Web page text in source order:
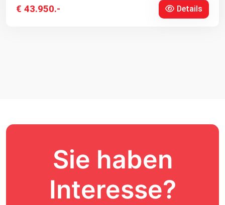
€ 43.950.- Details
Sie haben
Interesse?